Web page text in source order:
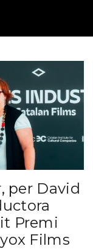
per David
Premi
Films